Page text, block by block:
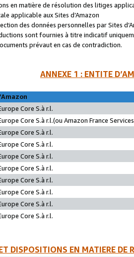
en matière de résolution des litiges
applicable aux Sites d’Amazon
des données personnelles par Sites
sont fournies à titre indicatif
prévaut en cas de contradiction.
ANNEXE 1 : ENTITE
Core S.à r.l.
Core S.à r.l.(ou Amazon France
Core S.à r.l.
Core S.à r.l.
Core S.à r.l.
Core S.à r.l.
Core S.à r.l.
Core S.à r.l.
Core S.à r.l.
Core S.à r.l.
DISPOSITIONS EN MATIERE DE